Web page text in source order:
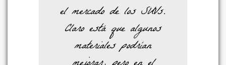
el mercado de los SUVs.
Claro está que algunos
materiales podrían